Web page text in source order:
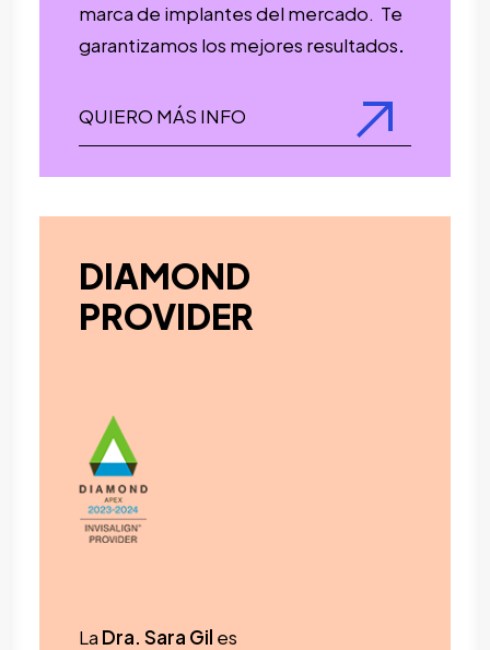
marca de implantes del mercado. Te
garantizamos los mejores resultados.
QUIERO MÁS INFO
DIAMOND
PROVIDER
La Dra. Sara Gil es